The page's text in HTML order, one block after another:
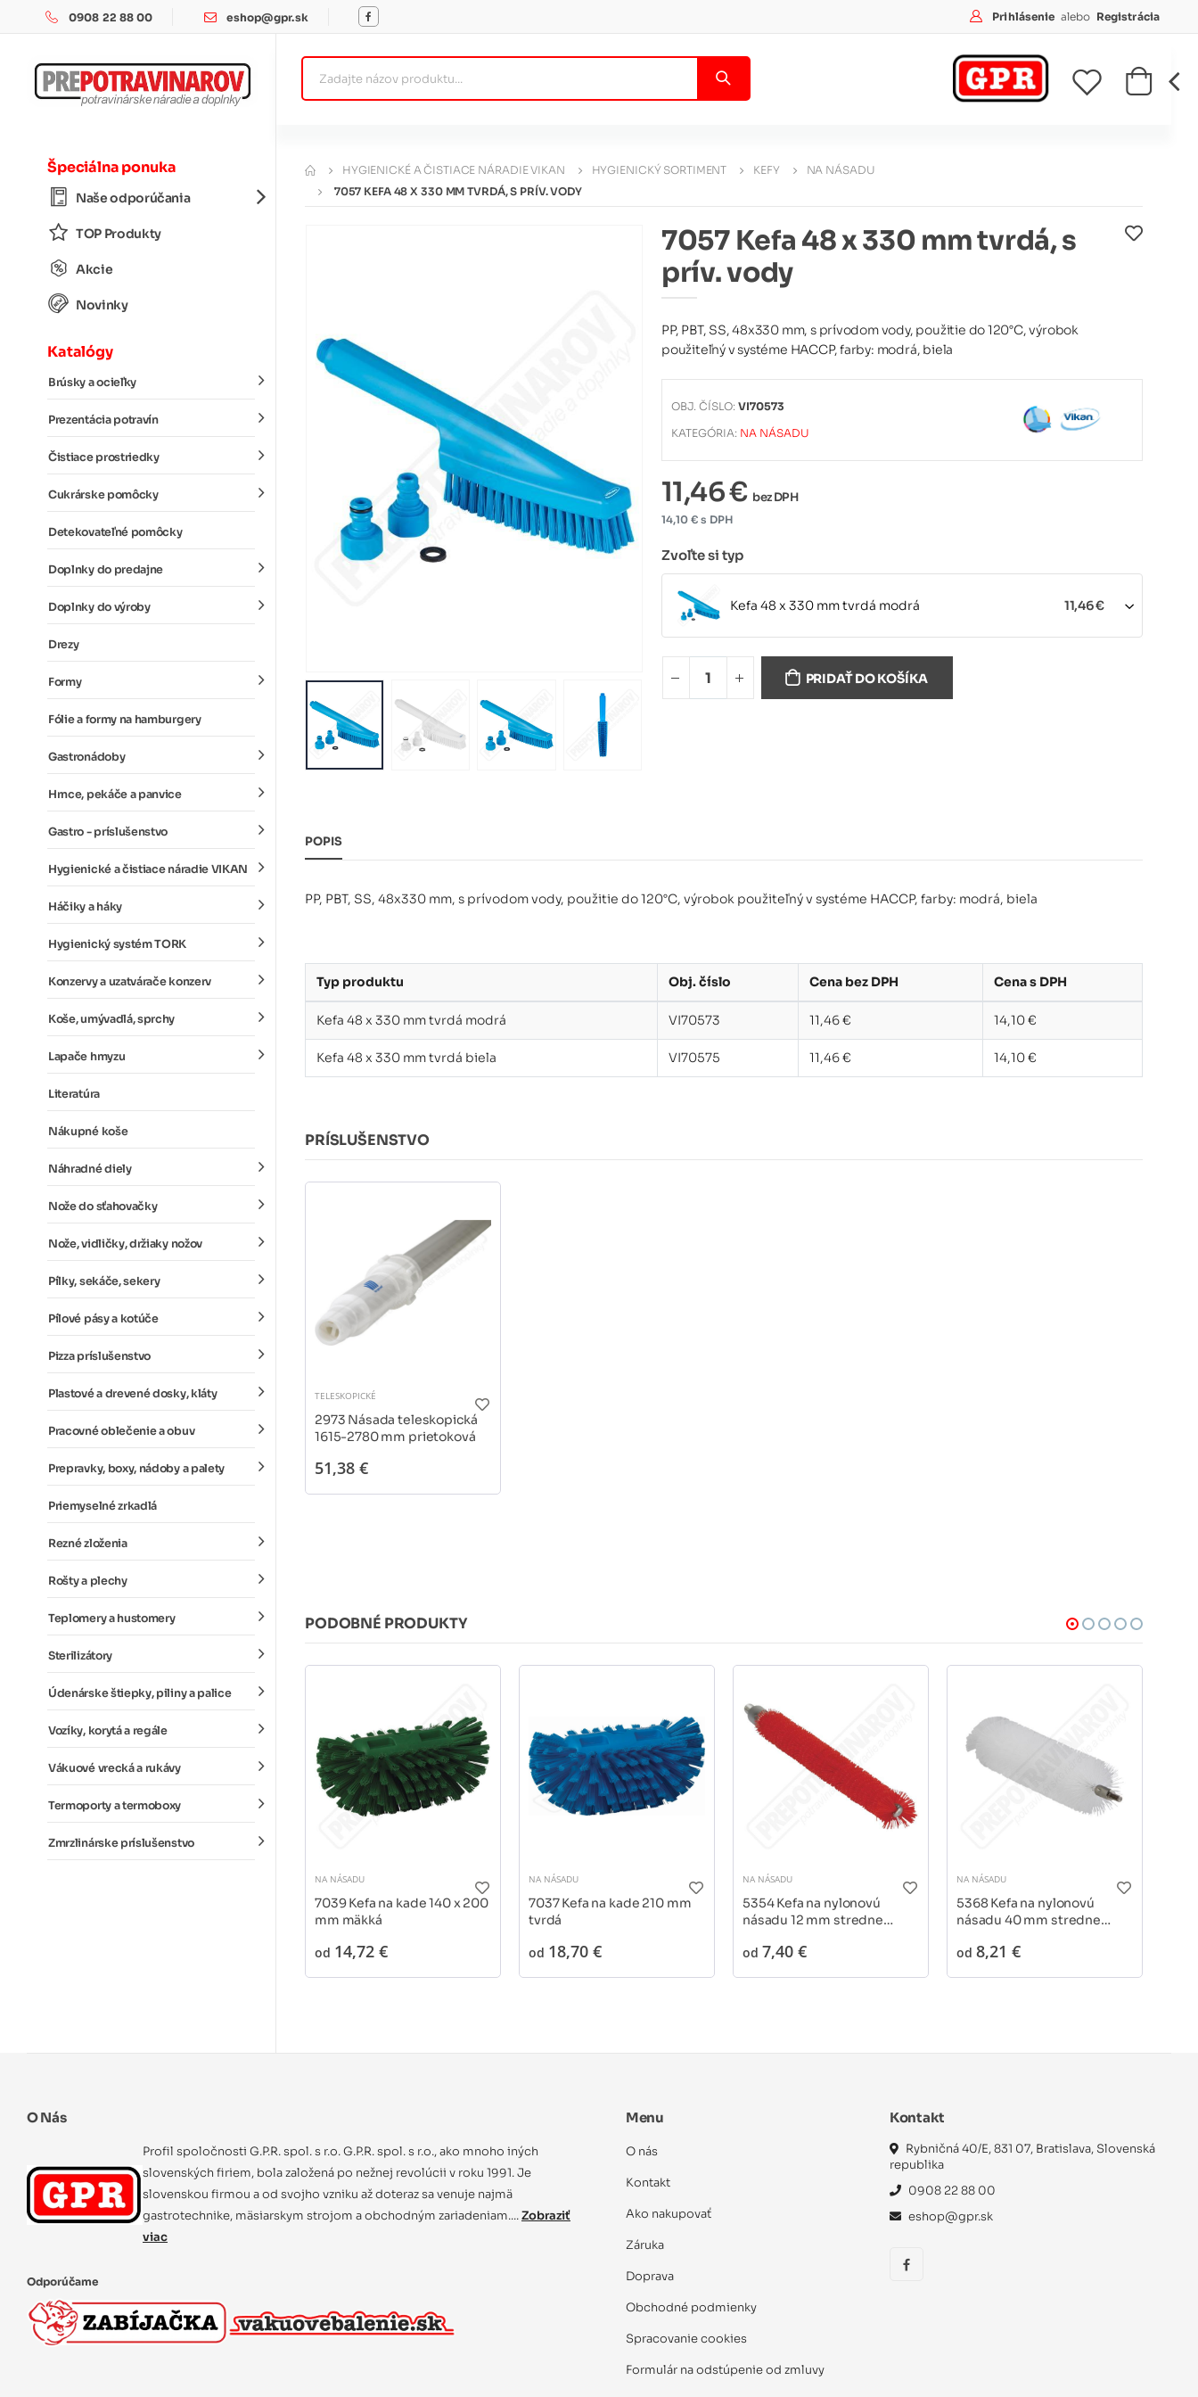
0908 22 88 00 eshop@gpr.sk Prihlásenie alebo Registrácia
Špeciálna ponuka
Naše odporúčania
TOP Produkty
Akcie
Novinky
Katalógy
Brúsky a ocieľky
Prezentácia potravín
Čistiace prostriedky
Cukrárske pomôcky
Detekovateľné pomôcky
Doplnky do predajne
Doplnky do výroby
Drezy
Formy
Fólie a formy na hamburgery
Gastronádoby
Hrnce, pekáče a panvice
Gastro - príslušenstvo
Hygienické a čistiace náradie VIKAN
Háčiky a háky
Hygienický systém TORK
Konzervy a uzatvárače konzerv
Koše, umývadlá, sprchy
Lapače hmyzu
Literatúra
Nákupné koše
Náhradné diely
Nože do sťahovačky
Nože, vidličky, držiaky nožov
Pílky, sekáče, sekery
Pílové pásy a kotúče
Pizza príslušenstvo
Plastové a drevené dosky, kláty
Pracovné oblečenie a obuv
Prepravky, boxy, nádoby a palety
Priemyselné zrkadlá
Rezné zloženia
Rošty a plechy
Teplomery a hustomery
Sterilizátory
Údenárske štiepky, piliny a palice
Vozíky, korytá a regále
Vákuové vrecká a rukávy
Termoporty a termoboxy
Zmrzlinárske príslušenstvo
HYGIENICKÉ A ČISTIACE NÁRADIE VIKAN HYGIENICKÝ SORTIMENT KEFY
NA NÁSADU
7057 KEFA 48 X 330 MM TVRDÁ, S PRÍV. VODY
7057 Kefa 48 x 330 mm tvrdá, s
prív. vody
PP, PBT, SS, 48x330 mm, s prívodom vody, použitie do 120°C, výrobok
použiteľný v systéme HACCP, farby: modrá, biela
OBJ. ČÍSLO:VI70573
KATEGÓRIA: NA NÁSADU
11,46 € bez DPH
14,10 € s DPH
Zvoľte si typ
Kefa 48 x 330 mm tvrdá modrá 11,46 €
Kefa 48 x 330 mm tvrdá biela
PRIDAŤ DO KOŠÍKA
POPIS
PP, PBT, SS, 48x330 mm, s prívodom vody, použitie do 120°C, výrobok použiteľný v systéme HACCP, farby: modrá, biela
Typ produktu Obj. číslo Cena bez DPH Cena s DPH
Kefa 48 x 330 mm tvrdá modrá VI70573 11,46 € 14,10 €
Kefa 48 x 330 mm tvrdá biela VI70575 11,46 € 14,10 €
PRÍSLUŠENSTVO
TELESKOPICKÉ
2973 Násada teleskopická
1615-2780 mm prietoková
51,38 €
PODOBNÉ PRODUKTY
NA NÁSADU
7039 Kefa na kade 140 x 200
mm mäkká
od 14,72 €
NA NÁSADU
7037 Kefa na kade 210 mm
tvrdá
od 18,70 €
NA NÁSADU
5354 Kefa na nylonovú
násadu 12 mm stredne
od 7,40 €
NA NÁSADU
5368 Kefa na nylonovú
násadu 40 mm stredne
od 8,21 €
O Nás
Profil spoločnosti G.P.R. spol. s r.o. G.P.R. spol. s r.o., ako mnoho iných
slovenských firiem, bola založená po nežnej revolúcii v roku 1991. Je
slovenskou firmou a od svojho vzniku až doteraz sa venuje najmä
gastrotechnike, mäsiarskym strojom a obchodným zariadeniam....Zobraziť
viac
Odporúčame
Menu
O nás
Kontakt
Ako nakupovať
Záruka
Doprava
Obchodné podmienky
Spracovanie cookies
Formulár na odstúpenie od zmluvy
Kontakt
Rybničná 40/E, 831 07, Bratislava, Slovenská
republika
0908 22 88 00
eshop@gpr.sk